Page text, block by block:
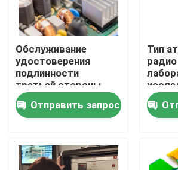
Дом
Обслуживание аттестации
Обслуживание
удостоверения
подлинности
третьей стороны
продуктов
материальных
бытовых техник
RF электрическое
Отправить запрос
Тип
радио
RF